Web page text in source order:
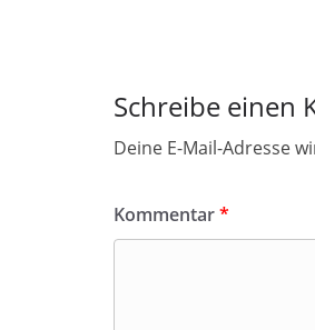
Schreibe einen
Deine E-Mail-Adresse
Kommentar*